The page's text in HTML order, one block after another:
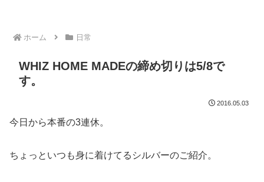
ホーム 日常
WHIZ HOME MADEの締め切りは5/8で
す。
2016.05.03
今日から本番の3連休。
ちょっといつも身に着けてるシルバーのご紹介。